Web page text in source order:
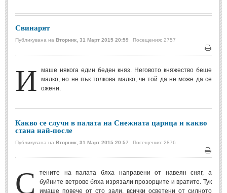
Сватбa
SMS-И
SMS-и за приятели
МЪДРОСТИ - КАТЕГОРИИ
Свинарят
Публикувана на Вторник, 31 Март 2015 20:59 Посещения: 2757
Печат
И
маше някога един беден княз. Неговото княжество беше
малко, но не пък толкова малко, че той да не може да се
ожени.
Какво се случи в палата на Снежната царица и какво
стана най-после
Публикувана на Вторник, 31 Март 2015 20:57 Посещения: 2876
Печат
С
тените на палата бяха направени от навеян сняг, а
буйните ветрове бяха изрязали прозорците и вратите. Тук
имаше повече от сто зали, всички осветени от силното